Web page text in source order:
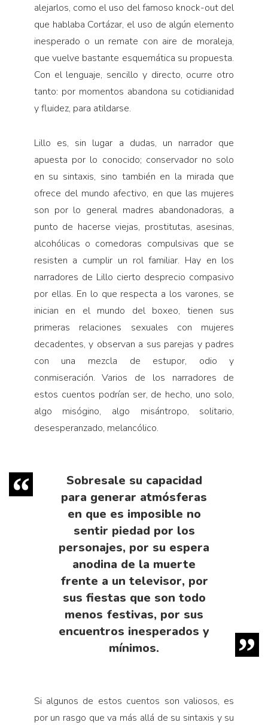
alejarlos, como el uso del famoso knock-out del
que hablaba Cortázar, el uso de algún elemento
inesperado o un remate con aire de moraleja,
que vuelve bastante esquemática su propuesta.
Con el lenguaje, sencillo y directo, ocurre otro
tanto: por momentos abandona su cotidianidad
y fluidez, para atildarse.
Lillo es, sin lugar a dudas, un narrador que
apuesta por lo conocido; conservador no solo
en su sintaxis, sino también en la mirada que
ofrece del mundo afectivo, en que las mujeres
son por lo general madres abandonadoras, a
punto de hacerse viejas, prostitutas, asesinas,
alcohólicas o comedoras compulsivas que se
resisten a cumplir un rol familiar. Hay en los
narradores de Lillo cierto desprecio compasivo
por ellas. En lo que respecta a los varones, se
inician en el mundo del boxeo, tienen sus
primeras relaciones sexuales con mujeres
decadentes, y observan a sus parejas y padres
con una mezcla de estupor, odio y
conmiseración. Varios de los narradores de
estos cuentos podrían ser, de hecho, uno solo,
algo misógino, algo misántropo, solitario,
desesperanzado, melancólico.
Sobresale su capacidad
para generar atmósferas
en que es imposible no
sentir piedad por los
personajes, por su espera
anodina de la muerte
frente a un televisor, por
sus fiestas que son todo
menos festivas, por sus
encuentros inesperados y
mínimos.
Si algunos de estos cuentos son valiosos, es
por un rasgo que va más allá de su sintaxis y su